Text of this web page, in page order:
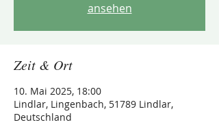
ansehen
Zeit & Ort
10. Mai 2025, 18:00
Lindlar, Lingenbach, 51789 Lindlar,
Deutschland